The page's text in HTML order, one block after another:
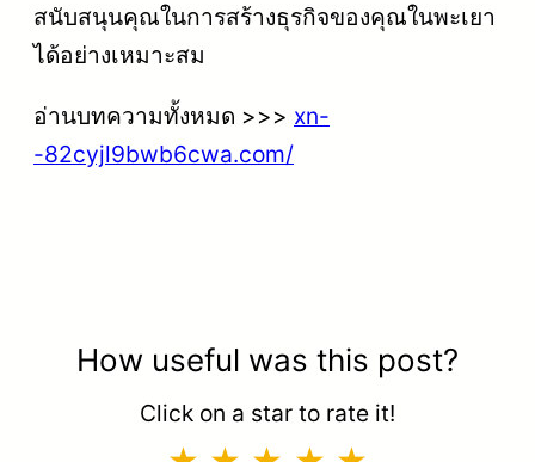
สนับสนุนคุณในการสร้างธุรกิจของคุณในพะเยา
ได้อย่างเหมาะสม
อ่านบทความทั้งหมด >>> xn-
-82cyjl9bwb6cwa.com/
How useful was this post?
Click on a star to rate it!